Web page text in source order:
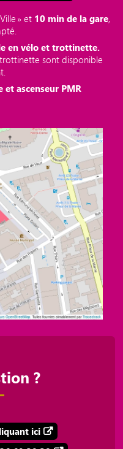
» et 10 min de la gare,
en vélo et trottinette.
sont disponible
et ascenseur PMR
?
ici